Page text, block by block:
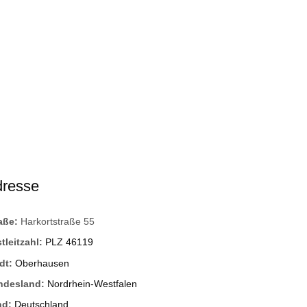
Harkortstraße 55
PLZ 46119
Oberhausen
Nordrhein-Westfalen
Deutschland